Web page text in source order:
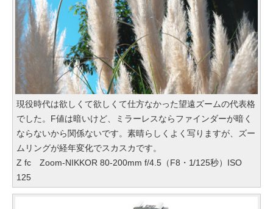
現役時代は欲しくて欲しくて仕方なかった望遠ズームの代表格
でした。F値は暗いけど、ミラーレスならファインダーが暗く
ならないから関係ないです。素晴らしくよく写りますが、ズー
ムリングが経年変化でスカスカです。
Z fc Zoom-NIKKOR 80-200mm f/4.5（F8・1/125秒）ISO
125